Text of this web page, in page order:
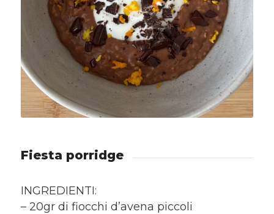
Fiesta porridge
INGREDIENTI:
– 20gr di fiocchi d’avena piccoli